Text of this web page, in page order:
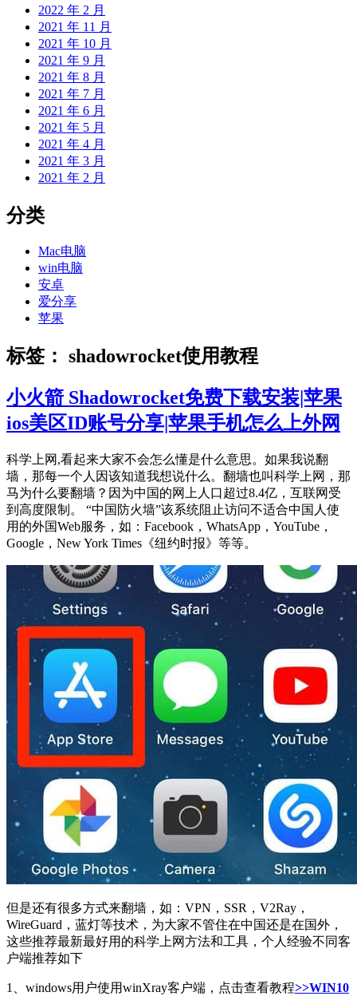
2022 年 2 月
2021 年 11 月
2021 年 10 月
2021 年 9 月
2021 年 8 月
2021 年 7 月
2021 年 6 月
2021 年 5 月
2021 年 4 月
2021 年 3 月
2021 年 2 月
分类
Mac电脑
win电脑
安卓
爱分享
苹果
标签： shadowrocket使用教程
小火箭 Shadowrocket免费下载安装|苹果
ios美区ID账号分享|苹果手机怎么上外网
科学上网,看起来大家不会怎么懂是什么意思。如果我说翻
墙，那每一个人因该知道我想说什么。翻墙也叫科学上网，那
马为什么要翻墙？因为中国的网上人口超过8.4亿，互联网受
到高度限制。 “中国防火墙”该系统阻止访问不适合中国人使
用的外国Web服务，如：Facebook，WhatsApp，YouTube，
Google，New York Times《纽约时报》等等。
但是还有很多方式来翻墙，如：VPN，SSR，V2Ray，
WireGuard，蓝灯等技术，为大家不管住在中国还是在国外，
这些推荐最新最好用的科学上网方法和工具，个人经验不同客
户端推荐如下
1、windows用户使用winXray客户端，点击查看教程>>WIN10